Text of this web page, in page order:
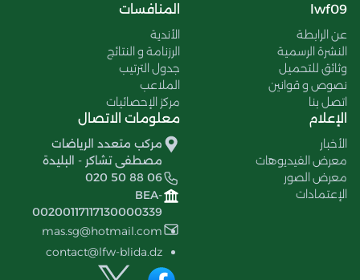
lwf09
عن الرابطة
النشرة الرسمية
وثائق للتحميل
نصوص و قوانين
اتصل بنا
المنافسات
الأندية
الرزنامة و النتائج
جدول الترتيب
الملاعب
مركز الإحصائيات
الإعلام
الأخبار
معرض الفيديوهات
معرض الصور
الإعتمادات
معلومات الاتصال
مركب متعدد الرياضات
مصطفى تشاكر - البليدة
020 50 88 06
BEA-
00200117117130000339
mas.sg@hotmail.com
contact@lfw-blida.dz